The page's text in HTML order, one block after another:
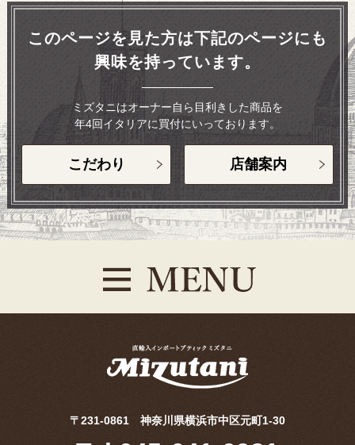
このページを見た方は下記のページにも
興味を持っています。
ミズタニはオーナー自ら目利きした商品を
年4回イタリアに買付にいっております。
こだわり 店舗案内
〒231-0861 神奈川県横浜市中区元町1-30